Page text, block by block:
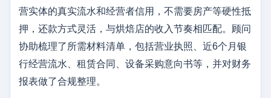
营实体的真实流水和经营者信用，不需要房产等硬性抵
押，还款方式灵活，与烘焙店的收入节奏相匹配。顾问
协助梳理了所需材料清单，包括营业执照、近6个月银
行经营流水、租赁合同、设备采购意向书等，并对财务
报表做了合规整理。